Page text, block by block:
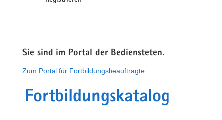
Sie sind im Portal der Bediensteten.
Zum Portal für Fortbildungsbeauftragte
Fortbildungskatalog